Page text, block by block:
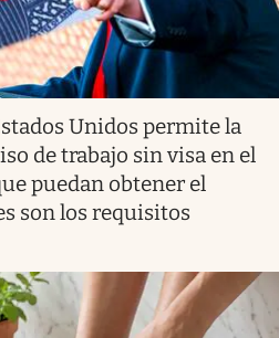
Unidos permite la
de trabajo sin visa en el
puedan obtener el
son los requisitos